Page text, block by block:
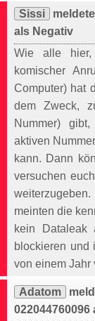
Sissi
als Negativ
Wie alle hier,
komischer
Computer) hat
dem Zweck,
Nummer)
aktiven
kann. Dann
versuchen
meinten die
kein Dataleak
blockieren und
von einem Jahr
Adatom
022044760096